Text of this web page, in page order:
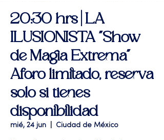
20:30 hrs | LA
ILUSIONISTA "Show
de Magia Extrema"
Aforo limitado, reserva
solo si tienes
disponibilidad
mié, 24 jun Ciudad de México